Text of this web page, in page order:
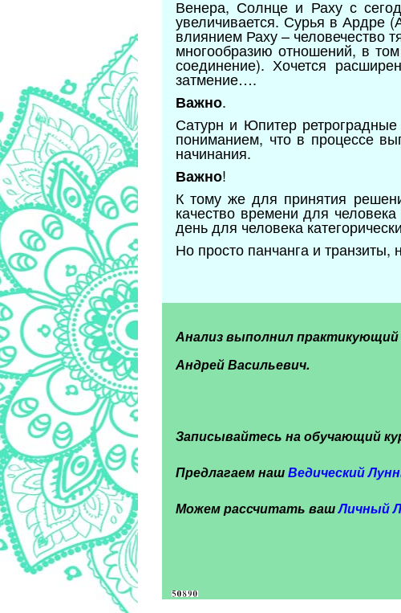
Венера, Солнце и Раху с
увеличивается. Сурья в Ардре
влиянием Раху – человечество
многообразию отношений, в
соединение). Хочется
затмение….
Важно.
Сатурн и Юпитер
пониманием, что в процессе
начинания.
Важно!
К тому же для принятия
качество времени для
день для человека
Но просто панчанга и транзиты,
Анализ выполнил
Андрей Васильевич.
Записывайтесь на обучающий
Предлагаем нашВедический
Можем рассчитать вашЛичный